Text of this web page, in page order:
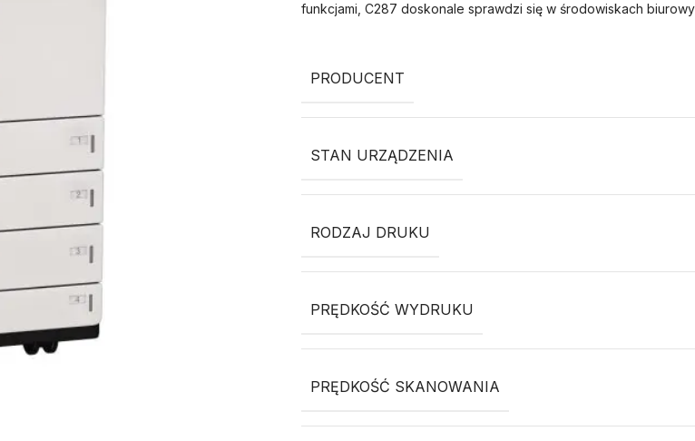
funkcjami, C287 doskonale sprawdzi się w środowiskach
PRODUCENT
STAN URZĄDZENIA
RODZAJ DRUKU
PRĘDKOŚĆ WYDRUKU
PRĘDKOŚĆ SKANOWANIA